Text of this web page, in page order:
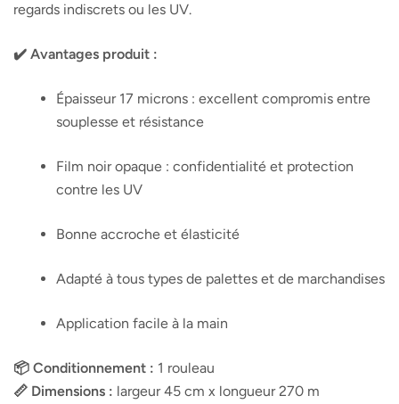
regards indiscrets ou les UV.
✔️ Avantages produit :
Épaisseur 17 microns : excellent compromis entre
souplesse et résistance
Film noir opaque : confidentialité et protection
contre les UV
Bonne accroche et élasticité
Adapté à tous types de palettes et de marchandises
Application facile à la main
📦 Conditionnement : 1 rouleau
📏 Dimensions : largeur 45 cm x longueur 270 m